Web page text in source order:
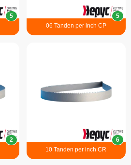
5
06 Tanden per inch CP
5
2
10 Tanden per inch CR
6